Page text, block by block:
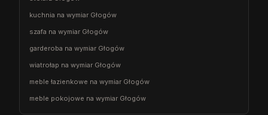
kuchnia na wymiar Głogów
szafa na wymiar Głogów
garderoba na wymiar Głogów
wiatrołap na wymiar Głogów
meble łazienkowe na wymiar Głogów
meble pokojowe na wymiar Głogów